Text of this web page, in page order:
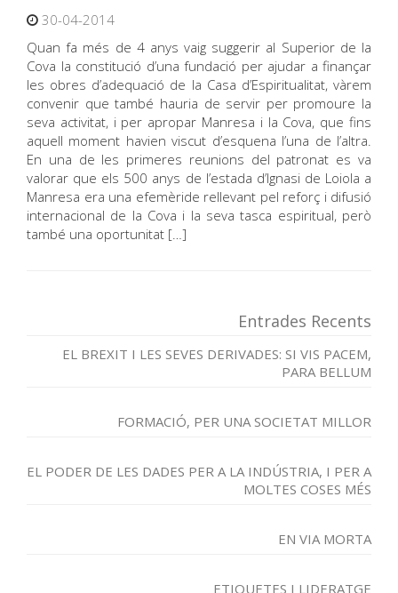
30-04-2014
Quan fa més de 4 anys vaig suggerir al Superior de la
Cova la constitució d’una fundació per ajudar a finançar
les obres d’adequació de la Casa d’Espiritualitat, vàrem
convenir que també hauria de servir per promoure la
seva activitat, i per apropar Manresa i la Cova, que fins
aquell moment havien viscut d’esquena l’una de l’altra.
En una de les primeres reunions del patronat es va
valorar que els 500 anys de l’estada d’Ignasi de Loiola a
Manresa era una efemèride rellevant pel reforç i difusió
internacional de la Cova i la seva tasca espiritual, però
també una oportunitat […]
Entrades Recents
EL BREXIT I LES SEVES DERIVADES: SI VIS PACEM,
PARA BELLUM
FORMACIÓ, PER UNA SOCIETAT MILLOR
EL PODER DE LES DADES PER A LA INDÚSTRIA, I PER A
MOLTES COSES MÉS
EN VIA MORTA
ETIQUETES I LIDERATGE